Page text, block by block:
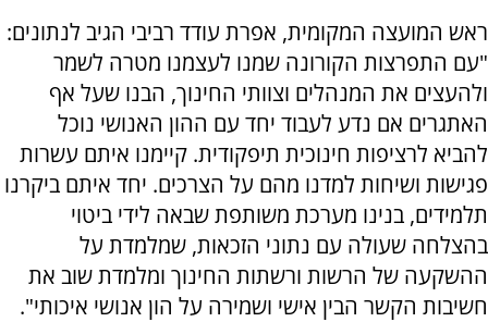
ראש המועצה המקומית, אפרת עודד רביבי הגיב לנתונים:
"עם התפרצות הקורונה שמנו לעצמנו מטרה לשמר
ולהעצים את המנהלים וצוותי החינוך, הבנו שעל אף
האתגרים אם נדע לעבוד יחד עם ההון האנושי נוכל
להביא לרציפות חינוכית תיפקודית. קיימנו איתם עשרות
פגישות ושיחות למדנו מהם על הצרכים. יחד איתם ביקרנו
תלמידים, בנינו מערכת משותפת שבאה לידי ביטוי
בהצלחה שעולה עם נתוני הזכאות, שמלמדת על
ההשקעה של הרשות ורשתות החינוך ומלמדת שוב את
חשיבות הקשר הבין אישי ושמירה על הון אנושי איכותי".